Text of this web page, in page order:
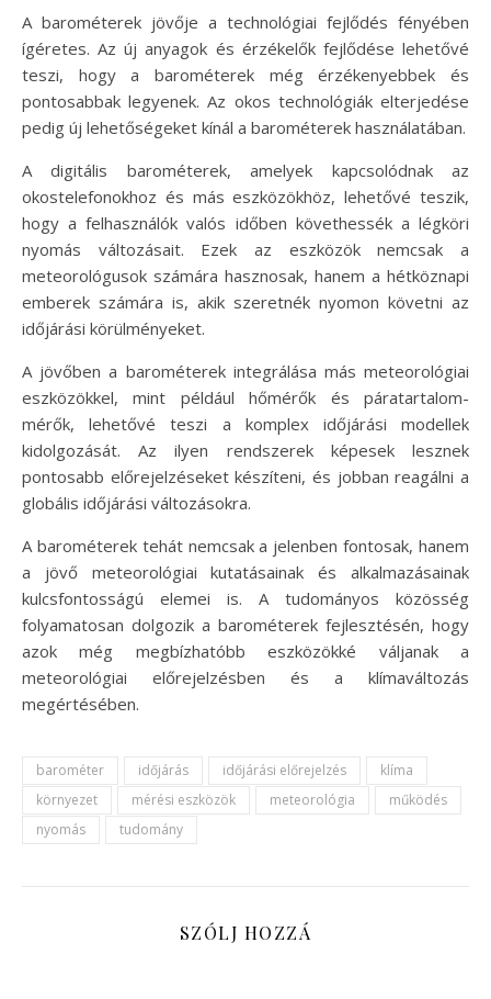
A barométerek jövője a technológiai fejlődés fényében
ígéretes. Az új anyagok és érzékelők fejlődése lehetővé
teszi, hogy a barométerek még érzékenyebbek és
pontosabbak legyenek. Az okos technológiák elterjedése
pedig új lehetőségeket kínál a barométerek használatában.
A digitális barométerek, amelyek kapcsolódnak az
okostelefonokhoz és más eszközökhöz, lehetővé teszik,
hogy a felhasználók valós időben követhessék a légköri
nyomás változásait. Ezek az eszközök nemcsak a
meteorológusok számára hasznosak, hanem a hétköznapi
emberek számára is, akik szeretnék nyomon követni az
időjárási körülményeket.
A jövőben a barométerek integrálása más meteorológiai
eszközökkel, mint például hőmérők és páratartalom-
mérők, lehetővé teszi a komplex időjárási modellek
kidolgozását. Az ilyen rendszerek képesek lesznek
pontosabb előrejelzéseket készíteni, és jobban reagálni a
globális időjárási változásokra.
A barométerek tehát nemcsak a jelenben fontosak, hanem
a jövő meteorológiai kutatásainak és alkalmazásainak
kulcsfontosságú elemei is. A tudományos közösség
folyamatosan dolgozik a barométerek fejlesztésén, hogy
azok még megbízhatóbb eszközökké váljanak a
meteorológiai előrejelzésben és a klímaváltozás
megértésében.
barométer időjárás időjárási előrejelzés
klíma
környezet
mérési eszközök meteorológia
működés
nyomás
tudomány
SZÓLJ HOZZÁ